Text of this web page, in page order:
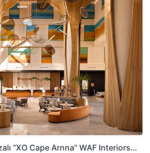
“XO Cape Arnna” WAF Interiors…